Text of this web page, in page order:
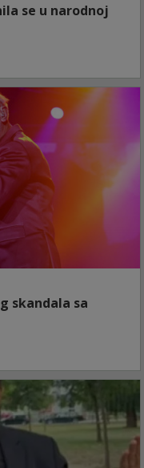
se u narodnoj
skandala sa